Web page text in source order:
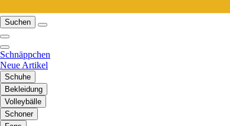
Suchen
Schnäppchen
Neue Artikel
Schuhe
Bekleidung
Volleybälle
Schoner